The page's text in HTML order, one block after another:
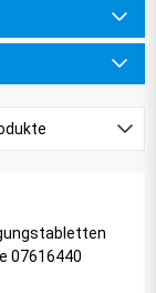
07616440